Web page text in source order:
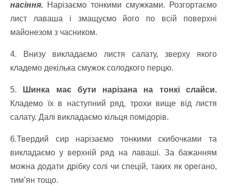
насіння. Нарізаємо тонкими смужками.
Розгортаємо
лист лаваша і змащуємо його по всій поверхні
майонезом з часником.
4. Внизу викладаємо листя салату, зверху якого
кладемо декілька смужок солодкого перцю.
5.
Шинка має бути нарізана на тонкі слайси.
Кладемо їх в наступний ряд, трохи вище від листя
салату. Далі викладаємо кільця помідорів.
6.Твердий сир нарізаємо тонкими скибочками та
викладаємо у верхній ряд на лаваші. За бажанням
можна додати дрібку солі чи спецій, таких як орегано,
тим’ян тощо.